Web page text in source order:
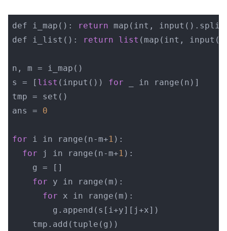
def i_map(): return map(int,
def i_list():
return list (map(int,
n, m = i_map()
s = [ list (input()) for _ in range(n)]
tmp = set()
ans = 0
for i in range(n-m+1 ):
for j in range(n-m+1 ):
    g = []
for y in range(m):
for x in range(m):
        g.append(s[i+y][j+x])
    tmp.add(tuple(g))